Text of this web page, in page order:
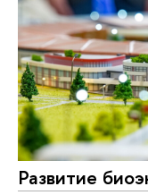
Развитие